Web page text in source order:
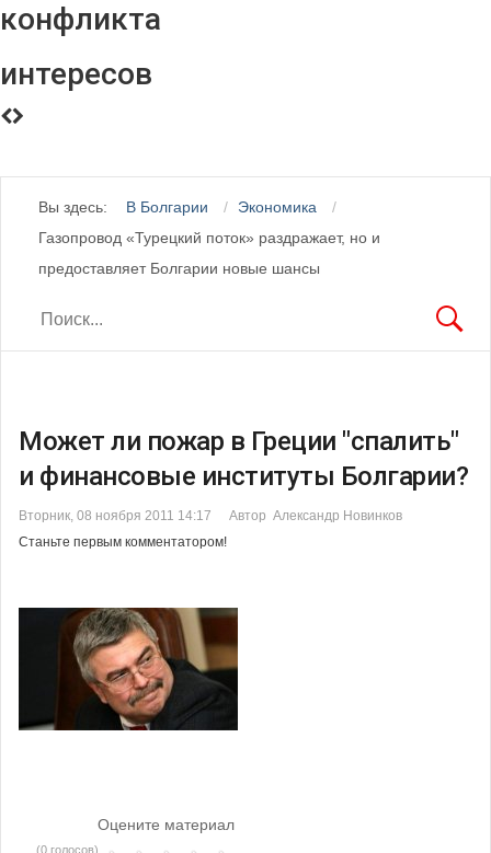
конфликта
интересов
Вы здесь: В Болгарии
Экономика
Газопровод «Турецкий поток» раздражает, но и
предоставляет Болгарии новые шансы
Может ли пожар в Греции "спалить"
и финансовые институты Болгарии?
Вторник, 08 ноября 2011 14:17
Автор Александр Новинков
Станьте первым комментатором!
Оцените материал
(0 голосов)